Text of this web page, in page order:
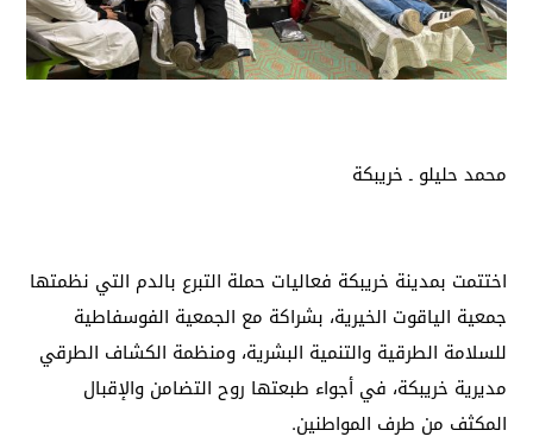
محمد حليلو ـ خريبكة
اختتمت بمدينة خريبكة فعاليات حملة التبرع بالدم التي نظمتها
جمعية الياقوت الخيرية، بشراكة مع الجمعية الفوسفاطية
للسلامة الطرقية والتنمية البشرية، ومنظمة الكشاف الطرقي
مديرية خريبكة، في أجواء طبعتها روح التضامن والإقبال
المكثف من طرف المواطنين.